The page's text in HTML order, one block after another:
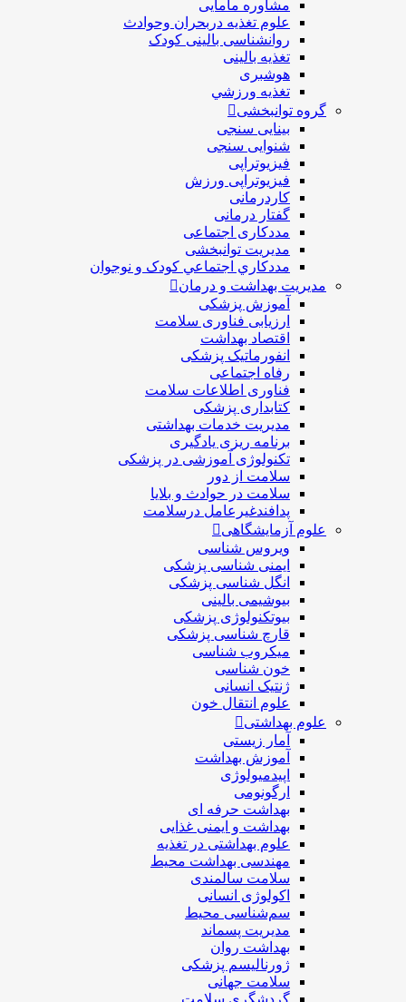
مشاوره مامایی
علوم تغذیه دربحران وحوادث
روانشناسی بالینی کودک
تغذیه بالینی
هوشبری
تغذيه ورزشي
گروه توانبخشی
بینایی سنجی
شنوایی سنجی
فیزیوتراپی
فیزیوتراپی ورزش
کاردرمانی
گفتار درمانی
مددکاری اجتماعی
مديريت توانبخشی
مددکاري اجتماعي کودک و نوجوان
مدیریت بهداشت و درمان
آموزش پزشکی
ارزیابی فناوری سلامت
اقتصاد بهداشت
انفورماتیک پزشکی
رفاه اجتماعی
فناوری اطلاعات سلامت
کتابداری پزشکی
مديريت خدمات بهداشتی
برنامه ریزی یادگیری
تکنولوژی آموزشی در پزشکی
سلامت از دور
سلامت در حوادث و بلایا
پدافندغیرعامل درسلامت
علوم آزمایشگاهی
ویروس شناسی
ایمنی شناسی پزشكی
انگل شناسی پزشکی
بیوشیمی بالینی
بیوتکنولوژی پزشکی
قارچ شناسی پزشکی
ميكروب شناسی
خون شناسی
ژنتیک انسانی
علوم انتقال خون
علوم بهداشتی
آمار زیستی
آموزش بهداشت
اپیدمیولوژی
ارگونومی
بهداشت حرفه ای
بهداشت و ایمنی غذایی
علوم بهداشتی در تغذیه
مهندسی بهداشت محيط
سلامت سالمندی
اکولوژی انسانی
سم‌شناسی محیط
مدیریت پسماند
بهداشت روان
ژورنالیسم پزشکی
سلامت جهانی
گردشگري سلامت